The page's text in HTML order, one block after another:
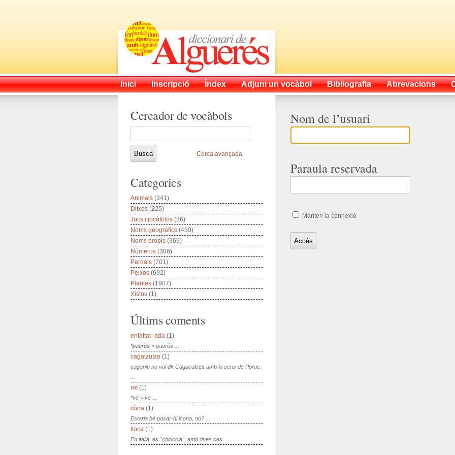
Inici Inscripció Índex Adjuni un vocàbol Bibliografia Abrevacions
Nom de l’usuari
Paraula reservada
Manten la connexió
Cercador de vocàbols
Cerca avançada
Categories
Animals (341)
Ditxos (225)
Jocs i jocàtolos (86)
Noms geogràfics (450)
Noms propis (369)
Números (386)
Pardals (701)
Peixos (692)
Plantes (1907)
Xistos (1)
Últims coments
enfaltat -ada (1)
*paurós > paorós ...
cagatzutzo (1)
caganiu no vol dir Cagacalces amb lo sens de Poruc.
rot(1)
*vé > ve ...
còna (1)
Estaria bé posar-hi icona, no? ...
lloca (1)
En italià, és "chioccia", amb dues ces. ...